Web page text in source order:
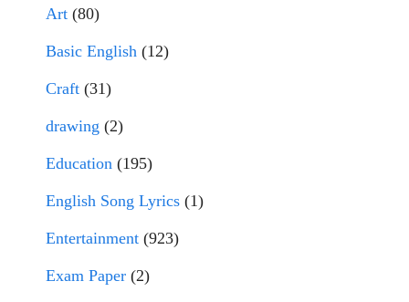
Art (80)
Basic English (12)
Craft (31)
drawing (2)
Education (195)
English Song Lyrics (1)
Entertainment (923)
Exam Paper (2)